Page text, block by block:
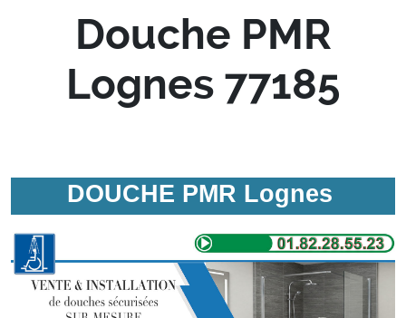
Douche PMR
Lognes 77185
DOUCHE PMR Lognes